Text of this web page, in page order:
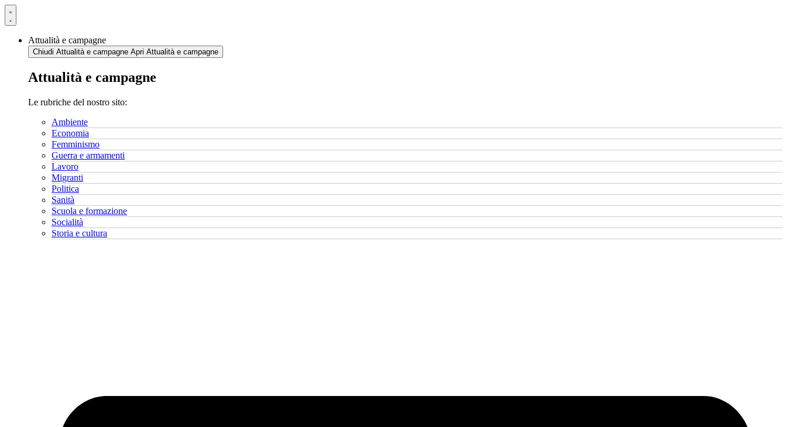
Vai
al
Attualità e campagne
Chiudi Attualità e campagne Apri Attualità e campagne
Attualità e campagne
Le rubriche del nostro sito:
Ambiente
Economia
Femminismo
Guerra e armamenti
Lavoro
Migranti
Politica
Sanità
Scuola e formazione
Socialità
Storia e cultura